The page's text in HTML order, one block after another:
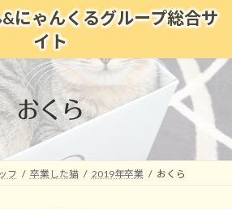
にゃんくるグループ総合サ
イト
おくら
フ 卒業した猫 2019年卒業 おくら